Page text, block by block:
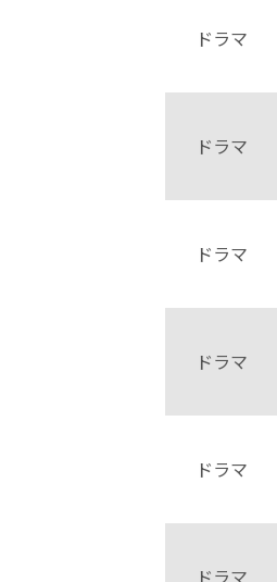
ドラマ
ドラマ
ドラマ
ドラマ
ドラマ
ドラマ